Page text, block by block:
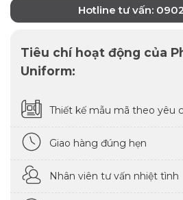
Hotline tư vấn:
Tiêu chí hoạt động của
Uniform:
Thiết kế mẫu mã theo yêu
Giao hàng đúng hẹn
Nhân viên tư vấn nhiệt tình